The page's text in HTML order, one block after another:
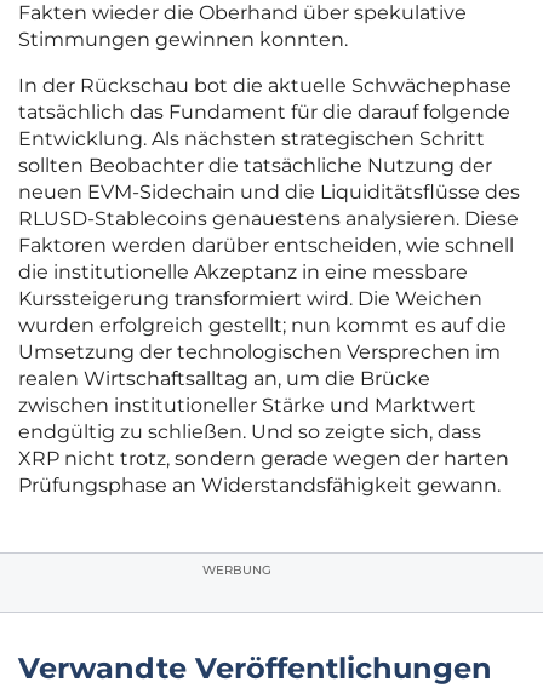
Fakten wieder die Oberhand über spekulative
Stimmungen gewinnen konnten.
In der Rückschau bot die aktuelle Schwächephase
tatsächlich das Fundament für die darauf folgende
Entwicklung. Als nächsten strategischen Schritt
sollten Beobachter die tatsächliche Nutzung der
neuen EVM-Sidechain und die Liquiditätsflüsse des
RLUSD-Stablecoins genauestens analysieren. Diese
Faktoren werden darüber entscheiden, wie schnell
die institutionelle Akzeptanz in eine messbare
Kurssteigerung transformiert wird. Die Weichen
wurden erfolgreich gestellt; nun kommt es auf die
Umsetzung der technologischen Versprechen im
realen Wirtschaftsalltag an, um die Brücke
zwischen institutioneller Stärke und Marktwert
endgültig zu schließen. Und so zeigte sich, dass
XRP nicht trotz, sondern gerade wegen der harten
Prüfungsphase an Widerstandsfähigkeit gewann.
WERBUNG
Verwandte Veröffentlichungen